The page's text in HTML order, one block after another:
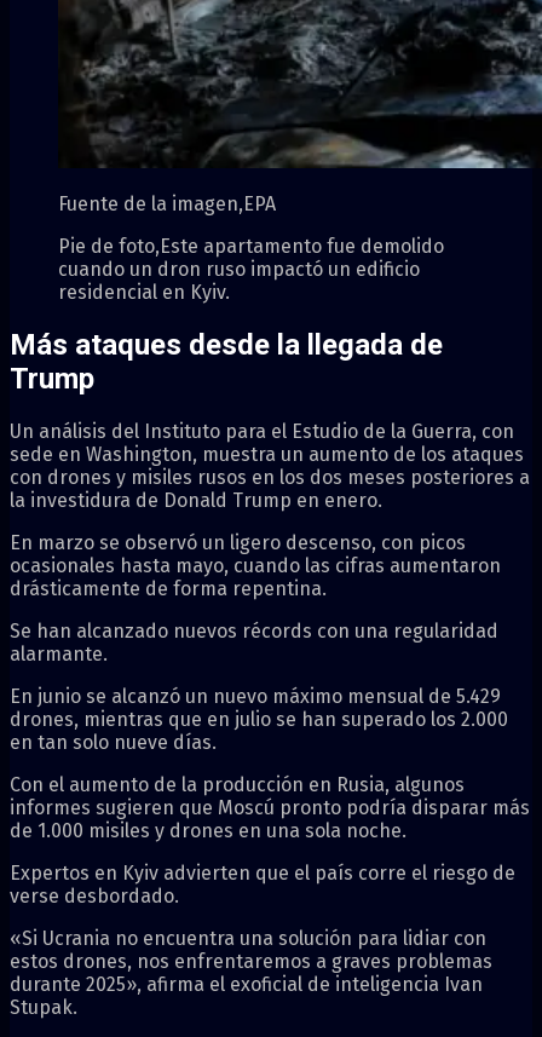
Fuente de la imagen, EPA
Pie de foto, Este apartamento fue demolido
cuando un dron ruso impactó un edificio
residencial en Kyiv.
Más ataques desde la llegada de
Trump
Un análisis del Instituto para el Estudio de la Guerra, con
sede en Washington, muestra un aumento de los ataques
con drones y misiles rusos en los dos meses posteriores a
la investidura de Donald Trump en enero.
En marzo se observó un ligero descenso, con picos
ocasionales hasta mayo, cuando las cifras aumentaron
drásticamente de forma repentina.
Se han alcanzado nuevos récords con una regularidad
alarmante.
En junio se alcanzó un nuevo máximo mensual de 5.429
drones, mientras que en julio se han superado los 2.000
en tan solo nueve días.
Con el aumento de la producción en Rusia, algunos
informes sugieren que Moscú pronto podría disparar más
de 1.000 misiles y drones en una sola noche.
Expertos en Kyiv advierten que el país corre el riesgo de
verse desbordado.
«Si Ucrania no encuentra una solución para lidiar con
estos drones, nos enfrentaremos a graves problemas
durante 2025», afirma el exoficial de inteligencia Ivan
Stupak.